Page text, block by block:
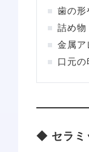
歯の形
詰め物
金属ア
口元の
◆ セラミ